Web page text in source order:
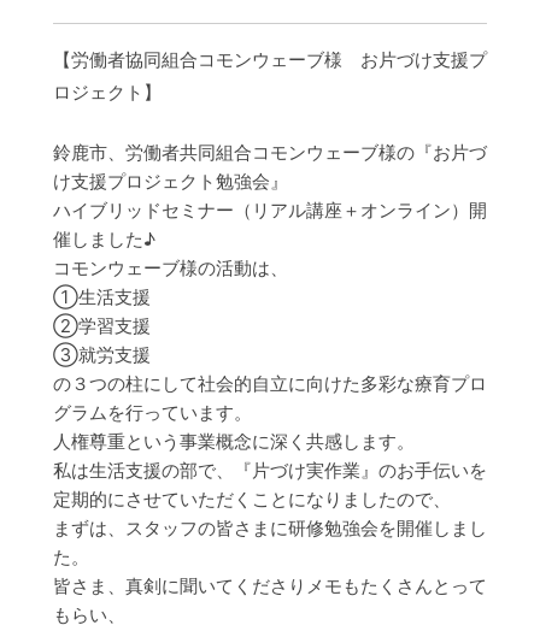
【労働者協同組合コモンウェーブ様 お片づけ支援プ
ロジェクト】
鈴鹿市、労働者共同組合コモンウェーブ様の『お片づ
け支援プロジェクト勉強会』
ハイブリッドセミナー（リアル講座＋オンライン）開
催しました♪
コモンウェーブ様の活動は、
①生活支援
②学習支援
③就労支援
の３つの柱にして社会的自立に向けた多彩な療育プロ
グラムを行っています。
人権尊重という事業概念に深く共感します。
私は生活支援の部で、『片づけ実作業』のお手伝いを
定期的にさせていただくことになりましたので、
まずは、スタッフの皆さまに研修勉強会を開催しまし
た。
皆さま、真剣に聞いてくださりメモもたくさんとって
もらい、